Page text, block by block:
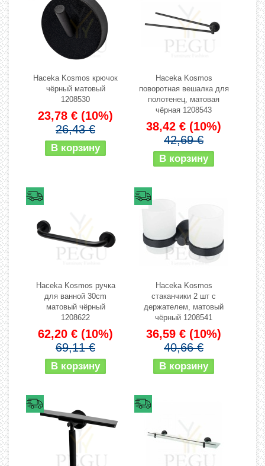
Haceka Kosmos крючок
чёрный матовый
1208530
23,78 € (10%)
26,43 €
Haceka Kosmos
поворотная вешалка для
полотенец, матовая
чёрная 1208543
38,42 € (10%)
42,69 €
Haceka Kosmos ручка
для ванной 30cm
матовый чёрный
1208622
62,20 € (10%)
69,11 €
Haceka Kosmos
стаканчики 2 шт с
держателем, матовый
чёрный 1208541
36,59 € (10%)
40,66 €